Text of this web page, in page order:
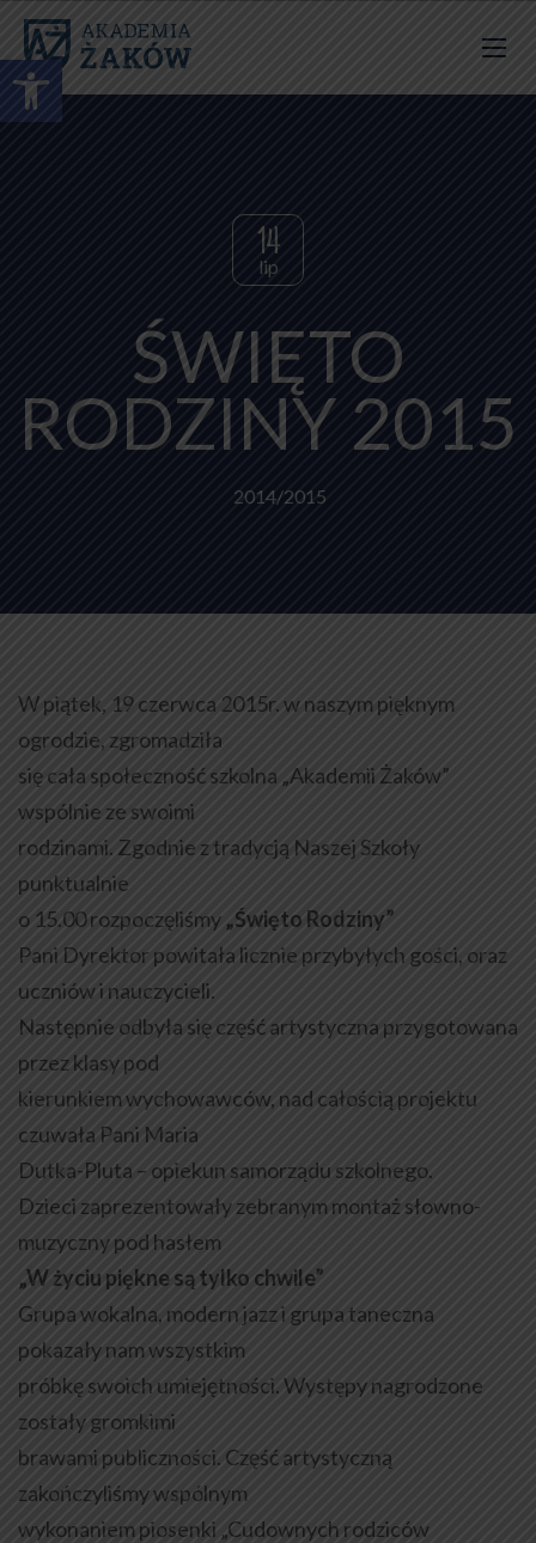
14
lip
ŚWIĘTO
RODZINY 2015
2014/2015
W piątek, 19 czerwca 2015r. w naszym pięknym
ogrodzie, zgromadziła
się cała społeczność szkolna „Akademii Żaków”
wspólnie ze swoimi
rodzinami. Zgodnie z tradycją Naszej Szkoły
punktualnie
o 15.00 rozpoczęliśmy„Święto Rodziny”
Pani Dyrektor powitała licznie przybyłych gości, oraz
uczniów i nauczycieli.
Następnie odbyła się część artystyczna przygotowana
przez klasy pod
kierunkiem wychowawców, nad całością projektu
czuwała Pani Maria
Dutka-Pluta – opiekun samorządu szkolnego.
Dzieci zaprezentowały zebranym montaż słowno-
muzyczny pod hasłem
„W życiu piękne są tylko chwile”
Grupa wokalna, modern jazz i grupa taneczna
pokazały nam wszystkim
próbkę swoich umiejętności. Występy nagrodzone
zostały gromkimi
brawami publiczności. Część artystyczną
zakończyliśmy wspólnym
wykonaniem piosenki „Cudownych rodziców
Otwórz pasek narzędzi